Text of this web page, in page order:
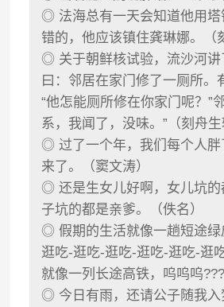
◎ 法海总有一天会知道他用塔
错的，他应该镇住龚琳娜。（
◎ 关于朝鲜核试验，流沙河讲
曰：邻居在家门修了一厕所。
“他怎能厕所修在你家门呢？”
系，我闻了，没味。”（刻舟生
◎ 过了一个年，我们每个人胖
来了。（窦文涛）
◎ 还是生女儿好啊，女儿坑的
子坑的都是亲爹。（佚名）
◎ 假期的生活就像一趟短途绿
逛吃-逛吃-逛吃-逛吃-逛吃-逛
就像一列长途高铁，呜呜呜
◎ 今日有雨，还请公子随我入